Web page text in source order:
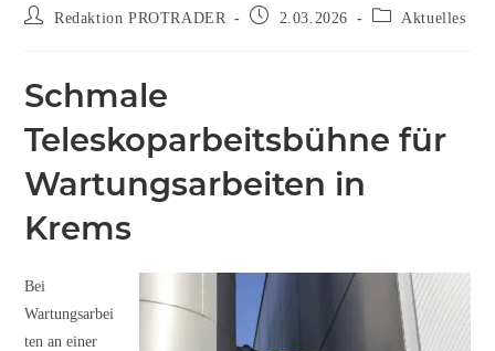
Redaktion PROTRADER 2.03.2026 Aktuelles
Schmale
Teleskoparbeitsbühne für
Wartungsarbeiten in
Krems
Bei
Wartungsarbei
ten an einer